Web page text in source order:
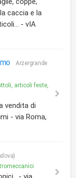
caccia e la
- vIA
Arzergrande
articoli feste,
vendita di
- via Roma,